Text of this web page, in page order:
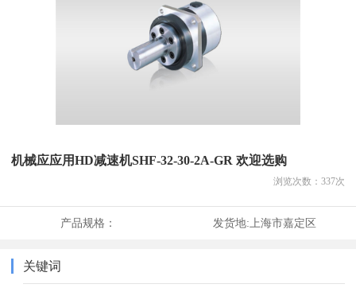
机械应应用HD减速机SHF-32-30-2A-GR 欢迎选购
浏览次数： 337次
产品规格： 发货地: 上海市嘉定区
关键词